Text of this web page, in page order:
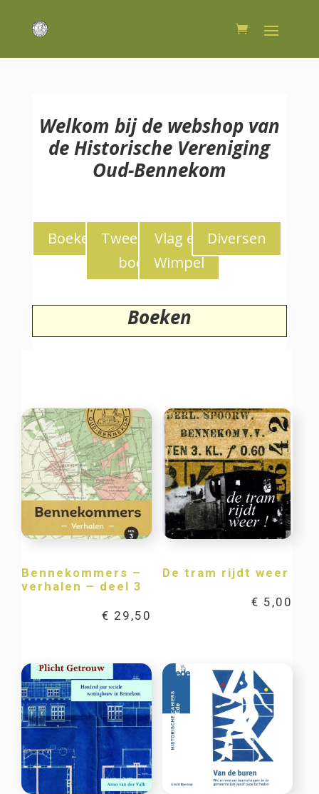
Welkom bij de webshop van
de Historische Vereniging
Oud-Bennekom
Boeken
Tweedekans
boeken
Vlag en
Wimpel
Diversen
Boeken
Bennekommers –
verhalen – deel 3
€ 29,50
De tram rijdt weer
€ 5,00